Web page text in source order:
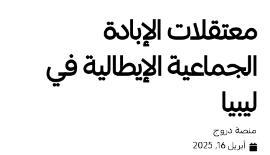
معتقلات الإبادة
الجماعية الإيطالية في
ليبيا
منصة دروج
أبريل 16, 2025